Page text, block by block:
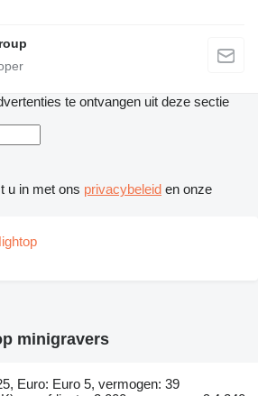
te ontvangen uit deze sectie
u in met ons privacybeleid en onze
minigravers
Euro: Euro 5, vermogen: 39